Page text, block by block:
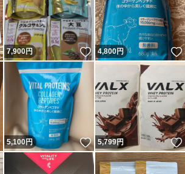
いいね！
7,900円 いいね！
4,800円
いいね！
5,100円 いいね！
5,799円